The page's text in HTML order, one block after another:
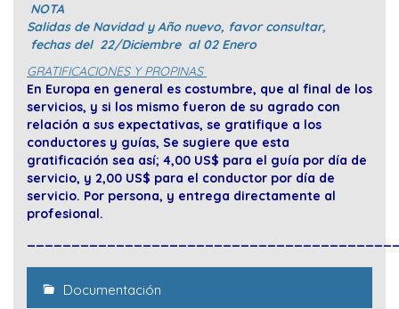
NOTA
Salidas de Navidad y Año nuevo, favor consultar,
fechas del 22/Diciembre al 02 Enero
GRATIFICACIONES Y PROPINAS
En Europa en general es costumbre, que al final de los
servicios, y si los mismo fueron de su agrado con
relación a sus expectativas, se gratifique a los
conductores y guías, Se sugiere que esta
gratificación sea así; 4,00 US$ para el guía por día de
servicio, y 2,00 US$ para el conductor por día de
servicio. Por persona, y entrega directamente al
profesional.
Documentación